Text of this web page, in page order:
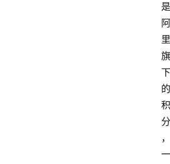
是
阿
里
旗
下
的
积
分
，
一